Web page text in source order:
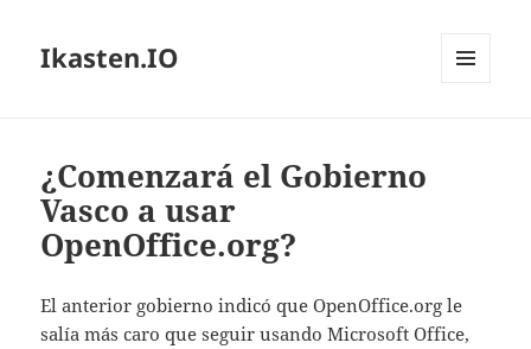
Ikasten.IO
¿Comenzará el Gobierno
Vasco a usar
OpenOffice.org?
El anterior gobierno indicó que OpenOffice.org le
salía más caro que seguir usando Microsoft Office,